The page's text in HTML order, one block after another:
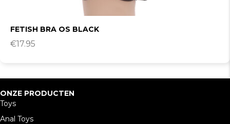
FETISH BRA OS BLACK
€17.95
ONZE PRODUCTEN
Toys
Anal Toys